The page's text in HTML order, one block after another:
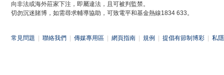
向非法或海外莊家下注，即屬違法，且可被判監禁。
切勿沉迷賭博，如需尋求輔導協助，可致電平和基金熱線1834 633。
常見問題 聯絡我們 傳媒專用區 網頁指南 規例 提倡有節制博彩 私